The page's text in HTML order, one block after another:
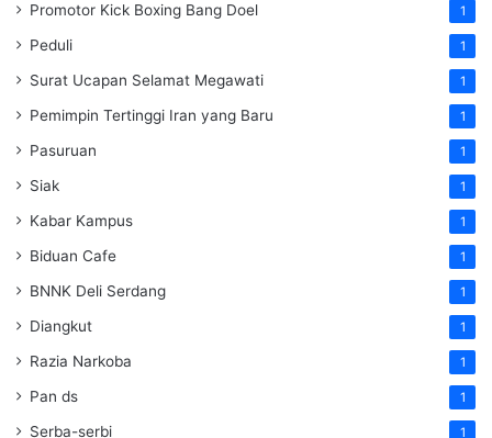
Promotor Kick Boxing Bang Doel 1
Peduli 1
Surat Ucapan Selamat Megawati 1
Pemimpin Tertinggi Iran yang Baru 1
Pasuruan 1
Siak 1
Kabar Kampus 1
Biduan Cafe 1
BNNK Deli Serdang 1
Diangkut 1
Razia Narkoba 1
Pan ds 1
Serba-serbi 1